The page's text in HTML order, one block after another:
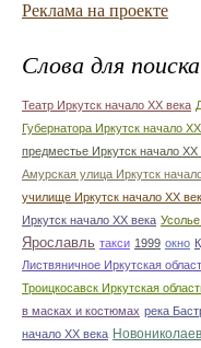
Реклама на проекте
Слова для
Театр Иркутск начало ХХ века
Губернатора Иркутск начало
предместье Иркутск начало ХХ
Амурская улица Иркутск
училище Иркутск начало ХХ
Иркутск начало ХХ века
Ярославль такси 1999 окно
Листвяничное Иркутская
Троицкосавск Иркутская
в масках и костюмах река
начало ХХ века